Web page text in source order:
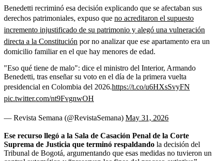
Benedetti recriminó esa decisión explicando que se afectaban sus
derechos patrimoniales, expuso que no acreditaron el supuesto
incremento injustificado de su patrimonio y alegó una vulneración
directa a la Constitución por no analizar que ese apartamento era un
domicilio familiar en el que hay menores de edad.
"Eso qué tiene de malo": dice el ministro del Interior, Armando
Benedetti, tras enseñar su voto en el día de la primera vuelta
presidencial en Colombia del 2026.https://t.co/u6HXsSvyFN
pic.twitter.com/nt9FvgnwOH
— Revista Semana (@RevistaSemana) May 31, 2026
Ese recurso llegó a la Sala de Casación Penal de la Corte
Suprema de Justicia que terminó respaldando la decisión del
Tribunal de Bogotá, argumentando que esas medidas no tuvieron un